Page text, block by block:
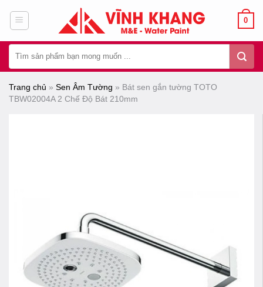
dung
0
kiếm:
Trang chủ » Sen Âm Tường » Bát sen gắn tường TOTO
TBW02004A 2 Chế Độ Bát 210mm